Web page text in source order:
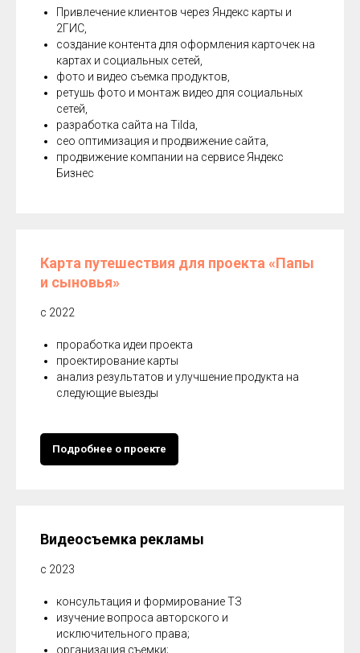
Привлечение клиентов через Яндекс карты и
2ГИС,
создание контента для оформления карточек на
картах и социальных сетей,
фото и видео съемка продуктов,
ретушь фото и монтаж видео для социальных
сетей,
разработка сайта на Tilda,
сео оптимизация и продвижение сайта,
продвижение компании на сервисе Яндекс
Бизнес
Карта путешествия для проекта «Папы
и сыновья»
с 2022
проработка идеи проекта
проектирование карты
анализ результатов и улучшение продукта на
следующие выезды
Подробнее о проекте
Видеосъемка рекламы
с 2023
консультация и формирование ТЗ
изучение вопроса авторского и
исключительного права;
организация съемки;